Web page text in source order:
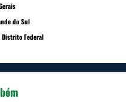
do Sul
Distrito Federal